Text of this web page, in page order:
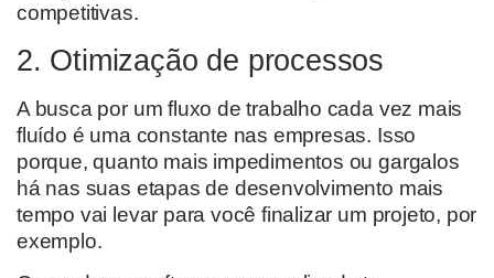
competitivas.
2. Otimização de processos
A busca por um fluxo de trabalho cada vez mais
fluído é uma constante nas empresas. Isso
porque,quanto mais impedimentos ou gargalos
há nas suas etapas de desenvolvimento mais
tempo vai levar para você finalizar um projeto, por
exemplo.